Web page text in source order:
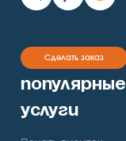
Сделать заказ
популярные
услуги